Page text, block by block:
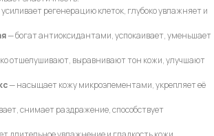
регенерацию клеток, глубоко увлажняет и
— богат антиоксидантами, успокаивает, уменьшает
отшелушивают, выравнивают тон кожи, улучшают
— насыщает кожу микроэлементами, укрепляет её
снимает раздражение, способствует